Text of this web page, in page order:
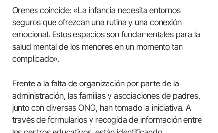
Orenes coincide: «La infancia necesita entornos
seguros que ofrezcan una rutina y una conexión
emocional. Estos espacios son fundamentales para la
salud mental de los menores en un momento tan
complicado».
Frente a la falta de organización por parte de la
administración, las familias y asociaciones de padres,
junto con diversas ONG, han tomado la iniciativa. A
través de formularios y recogida de información entre